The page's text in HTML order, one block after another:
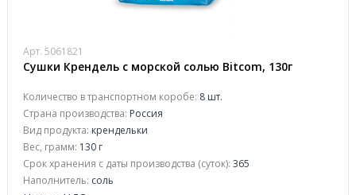
Арт. 5061821
Сушки Крендель с морской солью Bitcom, 130г
Количество в транспортном коробе: 8 шт.
Страна производства: Россия
Вид продукта: крендельки
Вес, грамм: 130 г
Срок хранения с даты производства (суток): 365
Наполнитель: соль